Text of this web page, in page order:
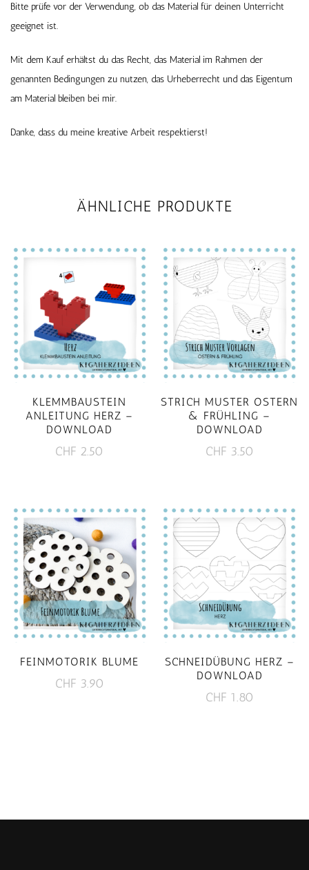
Bitte prüfe vor der Verwendung, ob das Material für deinen Unterricht
geeignet ist.
Mit dem Kauf erhältst du das Recht, das Material im Rahmen der
genannten Bedingungen zu nutzen, das Urheberrecht und das Eigentum
am Material bleiben bei mir.
Danke, dass du meine kreative Arbeit respektierst!
ÄHNLICHE PRODUKTE
KLEMMBAUSTEIN
ANLEITUNG HERZ –
DOWNLOAD
CHF 2.50
STRICH MUSTER OSTERN
& FRÜHLING –
DOWNLOAD
CHF 3.50
FEINMOTORIK BLUME
CHF 3.90
SCHNEIDÜBUNG HERZ –
DOWNLOAD
CHF 1.80